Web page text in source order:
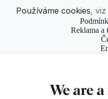
Používáme cookies, viz
Reklama a
We are